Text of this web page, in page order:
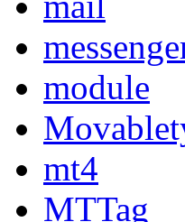
module
mt4
MTTag